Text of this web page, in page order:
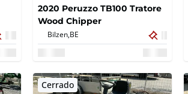
2020 Peruzzo TB100 Tratore
Wood Chipper
Bilzen, BE
Cerrado